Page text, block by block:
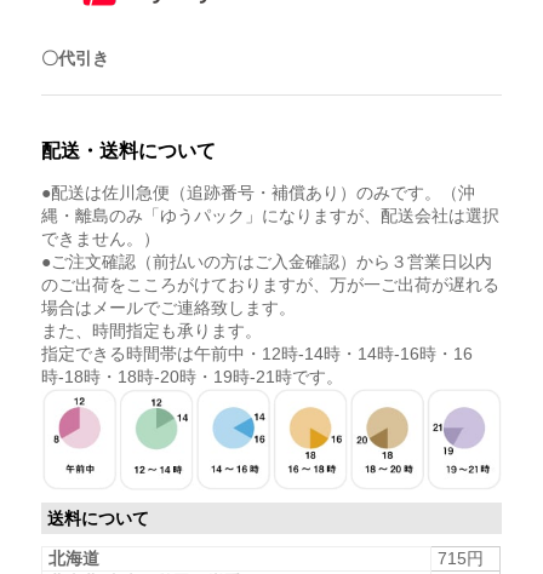
〇代引き
配送・送料について
●配送は佐川急便（追跡番号・補償あり）のみです。（沖
縄・離島のみ「ゆうパック」になりますが、配送会社は選択
できません。）
●ご注文確認（前払いの方はご入金確認）から３営業日以内
のご出荷をこころがけておりますが、万が一ご出荷が遅れる
場合はメールでご連絡致します。
また、時間指定も承ります。
指定できる時間帯は午前中・12時-14時・14時-16時・16
時-18時・18時-20時・19時-21時です。
送料について
北海道
715円